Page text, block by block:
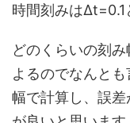
時間刻みはΔt=0.1
どのくらいの刻
よるのでなんと
幅で計算し、誤